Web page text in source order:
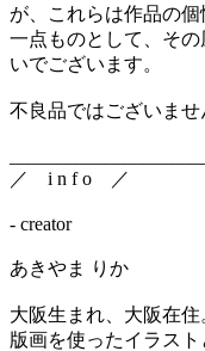
が、これらは作品の個
一点ものとして、そ
いでございます。
不良品ではございませ
／ i n f o ／
- creator
あきやま りか
大阪生まれ、大阪在住
版画を使ったイラス